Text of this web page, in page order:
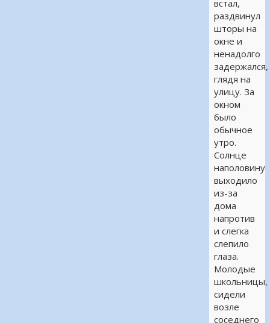
встал,
раздвинул
шторы на
окне и
ненадолго
задержался,
глядя на
улицу. За
окном
было
обычное
утро.
Солнце
наполовину
выходило
из-за
дома
напротив
и слегка
слепило
глаза.
Молодые
школьницы,
сидели
возле
соседнего